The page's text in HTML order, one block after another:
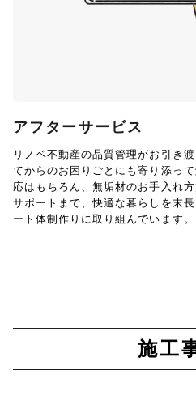
アフターサービス
リノベ不動産の品質管理がお引き
てからのお困りごとにも寄り添っ
応はもちろん、無垢材のお手入れ
サポートまで、快適な暮らしを末
ート体制作りに取り組んでいます。
施工